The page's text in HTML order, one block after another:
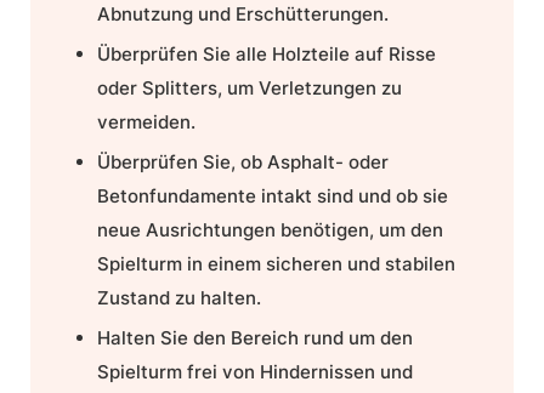
Abnutzung und Erschütterungen.
Überprüfen Sie alle Holzteile auf Risse
oder Splitters, um Verletzungen zu
vermeiden.
Überprüfen Sie, ob Asphalt- oder
Betonfundamente intakt sind und ob sie
neue Ausrichtungen benötigen, um den
Spielturm in einem sicheren und stabilen
Zustand zu halten.
Halten Sie den Bereich rund um den
Spielturm frei von Hindernissen und